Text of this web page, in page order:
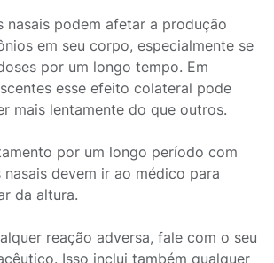
nasais podem afetar a produção
em seu corpo, especialmente se
por um longo tempo. Em
esse efeito colateral pode
mais lentamente do que outros.
por um longo período com
devem ir ao médico para
da altura.
reação adversa, fale com o seu
Isso inclui também qualquer